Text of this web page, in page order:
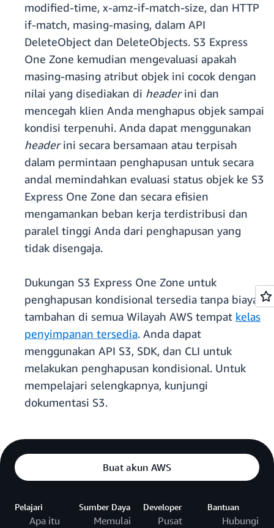
modified-time, x-amz-if-match-size, dan HTTP
if-match, masing-masing, dalam API
DeleteObject dan DeleteObjects. S3 Express
One Zone kemudian mengevaluasi apakah
masing-masing atribut objek ini cocok dengan
nilai yang disediakan di headerini dan
mencegah klien Anda menghapus objek sampai
kondisi terpenuhi. Anda dapat menggunakan
headerini secara bersamaan atau terpisah
dalam permintaan penghapusan untuk secara
andal memindahkan evaluasi status objek ke S3
Express One Zone dan secara efisien
mengamankan beban kerja terdistribusi dan
paralel tinggi Anda dari penghapusan yang
tidak disengaja.
Dukungan S3 Express One Zone untuk
penghapusan kondisional tersedia tanpa biaya
tambahan di semua Wilayah AWS tempat kelas
penyimpanan tersedia. Anda dapat
menggunakan API S3, SDK, dan CLI untuk
melakukan penghapusan kondisional. Untuk
mempelajari selengkapnya, kunjungi
dokumentasi S3.
Buat akun AWS
Pelajari
Apa itu
Sumber Daya
Memulai
Developer
Pusat
Bantuan
Hubungi